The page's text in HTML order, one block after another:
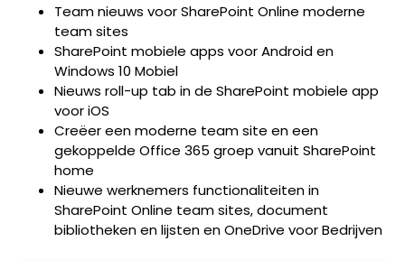
Team nieuws voor SharePoint Online moderne
team sites
SharePoint mobiele apps voor Android en
Windows 10 Mobiel
Nieuws roll-up tab in de SharePoint mobiele app
voor iOS
Creëer een moderne team site en een
gekoppelde Office 365 groep vanuit SharePoint
home
Nieuwe werknemers functionaliteiten in
SharePoint Online team sites, document
bibliotheken en lijsten en OneDrive voor Bedrijven